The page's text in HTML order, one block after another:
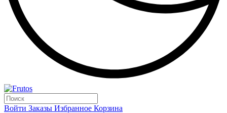
Войти Заказы Избранное Корзина